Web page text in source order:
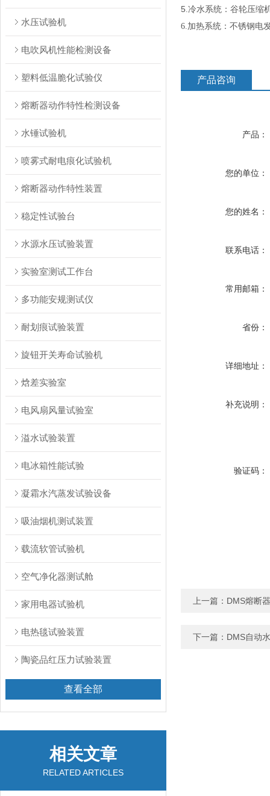
水压试验机
电吹风机性能检测设备
塑料低温脆化试验仪
熔断器动作特性检测设备
水锤试验机
喷雾式耐电痕化试验机
熔断器动作特性装置
稳定性试验台
水源水压试验装置
实验室测试工作台
多功能安规测试仪
耐划痕试验装置
旋钮开关寿命试验机
焓差实验室
电风扇风量试验室
溢水试验装置
电冰箱性能试验
凝霜水汽蒸发试验设备
吸油烟机测试装置
载流软管试验机
空气净化器测试舱
家用电器试验机
电热毯试验装置
陶瓷品红压力试验装置
查看全部
相关文章
RELATED ARTICLES
5.冷水系统：谷轮压缩
6.加热系统：不锈钢电
产品咨询
产品：
您的单位：
您的姓名：
联系电话：
常用邮箱：
省份：
详细地址：
补充说明：
验证码：
上一篇： DMS熔断
下一篇： DMS自动